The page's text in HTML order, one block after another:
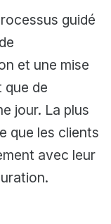
guidé
et une mise
que de
jour. La plus
que les clients
avec leur